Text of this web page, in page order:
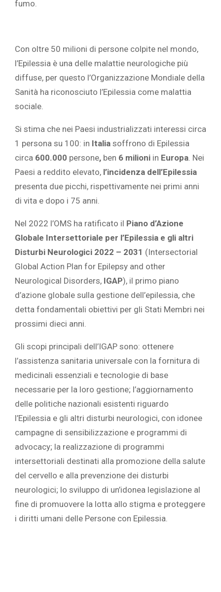
fumo.
Con oltre 50 milioni di persone colpite nel mondo,
l’Epilessia è una delle malattie neurologiche più
diffuse, per questo l’Organizzazione Mondiale della
Sanità ha riconosciuto l’Epilessia come malattia
sociale.
Si stima che nei Paesi industrializzati interessi circa
1 persona su 100: in Italia soffrono di Epilessia
circa 600.000 persone, ben 6 milioni in Europa. Nei
Paesi a reddito elevato, l’incidenza dell’Epilessia
presenta due picchi, rispettivamente nei primi anni
di vita e dopo i 75 anni.
Nel 2022 l’OMS ha ratificato il Piano d’Azione
Globale Intersettoriale per l’Epilessia e gli altri
Disturbi Neurologici 2022 – 2031 (Intersectorial
Global Action Plan for Epilepsy and other
Neurological Disorders, IGAP), il primo piano
d’azione globale sulla gestione dell’epilessia, che
detta fondamentali obiettivi per gli Stati Membri nei
prossimi dieci anni.
Gli scopi principali dell’IGAP sono: ottenere
l’assistenza sanitaria universale con la fornitura di
medicinali essenziali e tecnologie di base
necessarie per la loro gestione; l’aggiornamento
delle politiche nazionali esistenti riguardo
l’Epilessia e gli altri disturbi neurologici, con idonee
campagne di sensibilizzazione e programmi di
advocacy; la realizzazione di programmi
intersettoriali destinati alla promozione della salute
del cervello e alla prevenzione dei disturbi
neurologici; lo sviluppo di un’idonea legislazione al
fine di promuovere la lotta allo stigma e proteggere
i diritti umani delle Persone con Epilessia.